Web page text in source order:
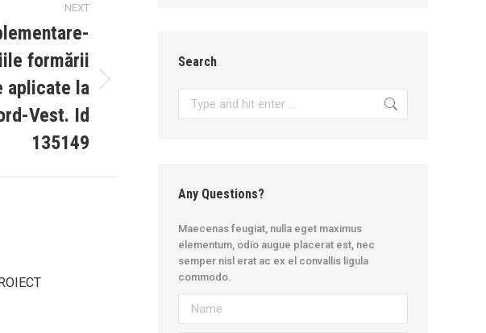
NEXT
formării
aplicate la
Vest. Id
135149
Search
Any Questions?
Maecenas feugiat, nulla eget maximus
elementum, odio augue placerat est, nec
semper nisl erat ac ex el convallis ligula
commodo.
Name